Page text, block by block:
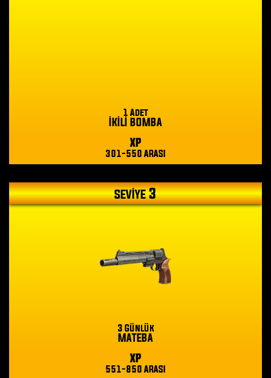
1 Adet
İKİLİ BOMBA
XP
301-550 ARASI
SEVİYE3
3 Günlük
MATEBA
XP
551-850 ARASI